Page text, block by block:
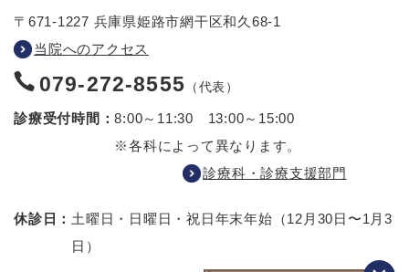
〒671-1227 兵庫県姫路市網干区和久68-1
当院へのアクセス
079-272-8555 （代表）
診療受付時間：8:00～11:30 13:00～15:00
※各科によって異なります。
診療科・診療支援部門
休診日： 土曜日・日曜日・祝日年末年始（12月30日〜1月3
日）